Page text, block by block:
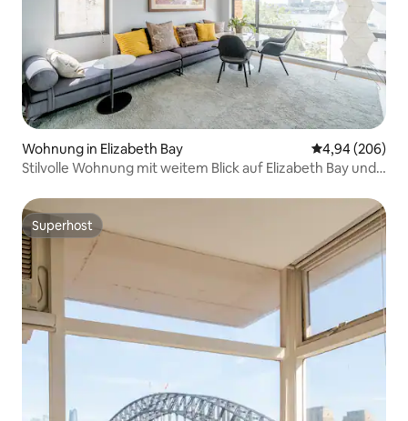
Wohnung in Elizabeth Bay
4,94 (206)
Stilvolle Wohnung mit weitem Blick auf Elizabeth Bay und
Superhost
Superhost